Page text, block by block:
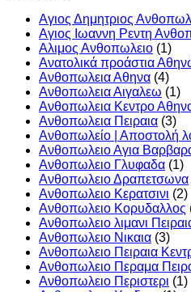
Αγιος Δημητριος
Αγιος Ιωαννη Ρεντη
Αλιμος Ανθοπωλειο (1)
Ανατολικά προάστια
Ανθοπωλεια Αθηνα (4)
Ανθοπωλεια Αιγαλεω (1)
Ανθοπωλεια Κεντρο
Ανθοπωλεια Πειραια (3)
Ανθοπωλείο | Αποστολή
Ανθοπωλειο Αγια
Ανθοπωλειο Γλυφαδα (1)
Ανθοπωλειο Δραπετσωνα
Ανθοπωλειο Κερατσινι (2)
Ανθοπωλειο Κορυδαλλος
Ανθοπωλειο λιμανι
Ανθοπωλειο Νικαια (3)
Ανθοπωλειο Πειραια
Ανθοπωλειο Περαμα
Ανθοπωλειο Περιστερι (1)